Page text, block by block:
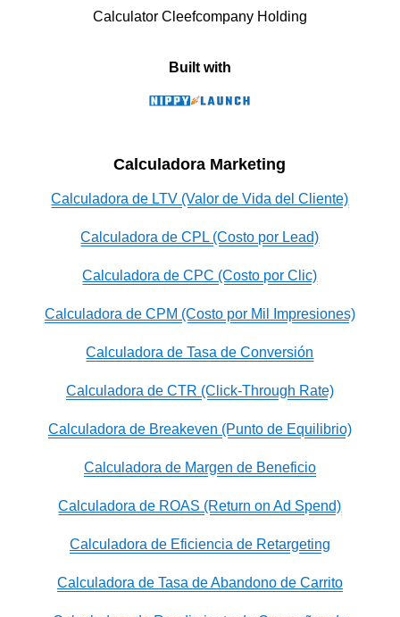
Calculator Cleefcompany Holding
Built with
Calculadora Marketing
Calculadora de LTV (Valor de Vida del Cliente)
Calculadora de CPL (Costo por Lead)
Calculadora de CPC (Costo por Clic)
Calculadora de CPM (Costo por Mil Impresiones)
Calculadora de Tasa de Conversión
Calculadora de CTR (Click-Through Rate)
Calculadora de Breakeven (Punto de Equilibrio)
Calculadora de Margen de Beneficio
Calculadora de ROAS (Return on Ad Spend)
Calculadora de Eficiencia de Retargeting
Calculadora de Tasa de Abandono de Carrito